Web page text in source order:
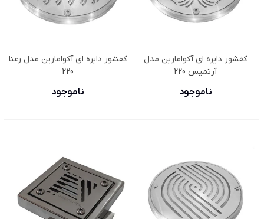
کفشور دایره ای آکوامارین مدل
آرتمیس 220
ناموجود
کفشور دایره ای آکوامارین مدل رعنا
220
ناموجود